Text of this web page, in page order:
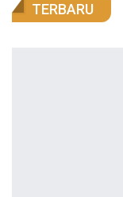
TERBARU